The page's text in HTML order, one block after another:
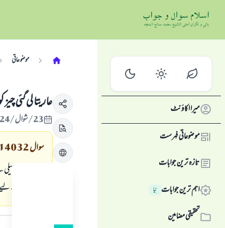
میرا اکاؤنٹ
موضوعاتی فہرست
تازہ ترین جوابات
اہم ترین جوابات نِیا
تحقیقی مضامین
موضوعاتی
عاریتا لی گئي
23/شوال/1424 , 17/دسمبر/2003
سوال
مجھے میری
پھراسے کے